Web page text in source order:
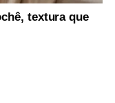
textura que